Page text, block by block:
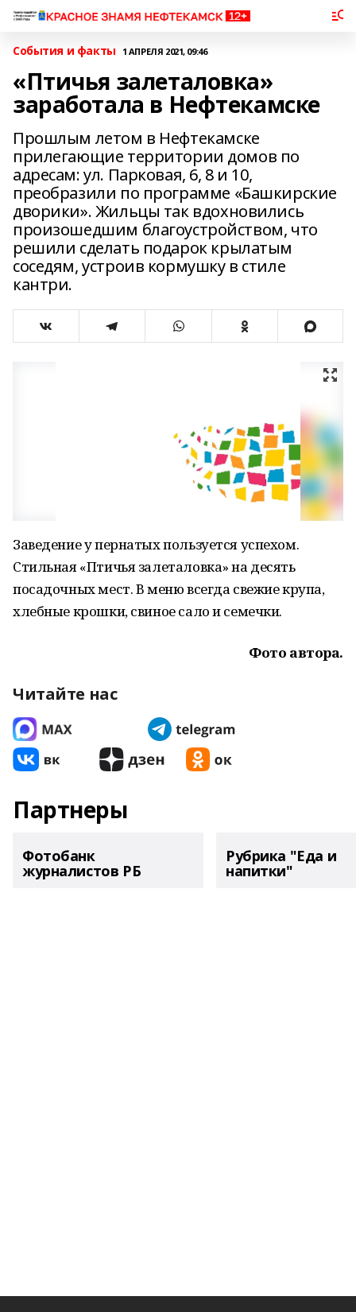
События и факты 1 АПРЕЛЯ 2021, 09:46
«Птичья залеталовка»
заработала в Нефтекамске
Прошлым летом в Нефтекамске
прилегающие территории домов по
адресам: ул. Парковая, 6, 8 и 10,
преобразили по программе «Башкирские
дворики». Жильцы так вдохновились
произошедшим благоустройством, что
решили сделать подарок крылатым
соседям, устроив кормушку в стиле
кантри.
Заведение у пернатых пользуется успехом.
Стильная «Птичья залеталовка» на десять
посадочных мест. В меню всегда свежие крупа,
хлебные крошки, свиное сало и семечки.
Фото автора.
Читайте нас
Партнеры
Фотобанк
журналистов РБ
Рубрика "Еда и
напитки"